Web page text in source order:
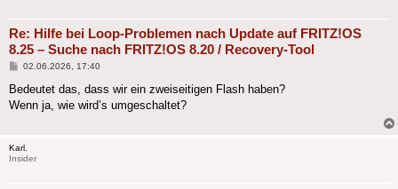
Re: Hilfe bei Loop-Problemen nach Update auf FRITZ!OS
8.25 – Suche nach FRITZ!OS 8.20 / Recovery-Tool
Beitrag
02.06.2026, 17:40
Bedeutet das, dass wir ein zweiseitigen Flash haben?
Wenn ja, wie wird’s umgeschaltet?
Karl.
Insider